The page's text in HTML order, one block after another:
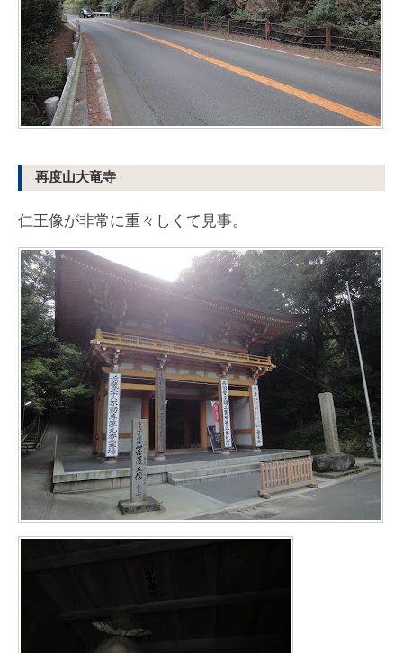
再度山大竜寺
仁王像が非常に重々しくて見事。